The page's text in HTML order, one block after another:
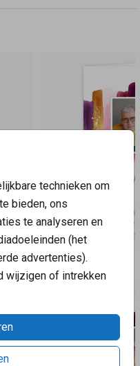
technieken om
bieden, ons
te analyseren en
(het
advertenties).
wijzigen of intrekken